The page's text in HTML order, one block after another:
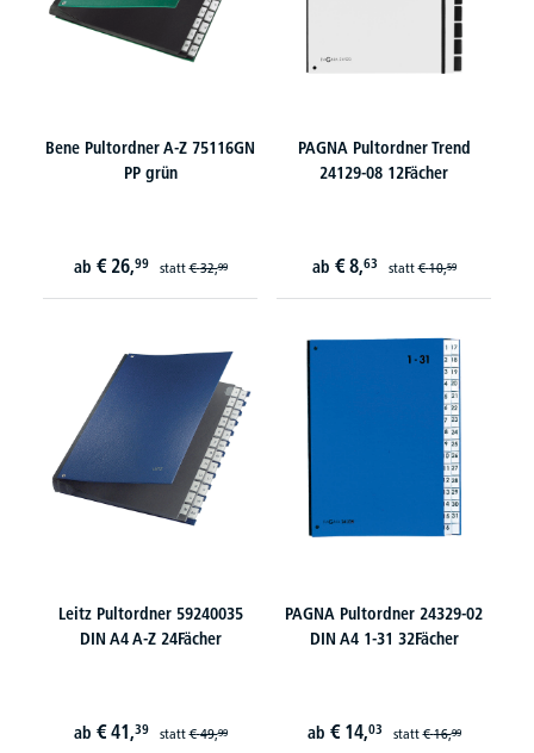
Bene Pultordner A-Z 75116GN
PP grün
ab € 26,99 statt€ 32,99
PAGNA Pultordner Trend
24129-08 12Fächer
ab € 8,63 statt€ 10,59
Leitz Pultordner 59240035
DIN A4 A-Z 24Fächer
ab € 41,39 statt€ 49,99
PAGNA Pultordner 24329-02
DIN A4 1-31 32Fächer
ab € 14,03 statt€ 16,99